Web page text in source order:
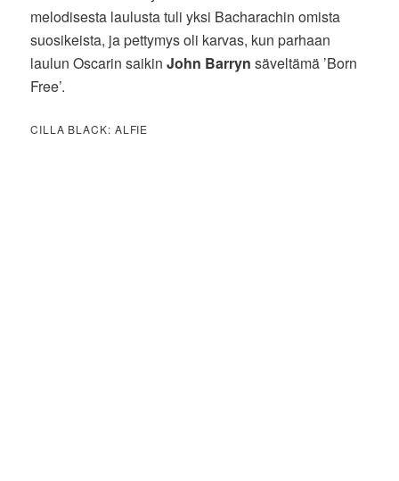
melodisesta laulusta tuli yksi Bacharachin omista
suosikeista, ja pettymys oli karvas, kun parhaan
laulun Oscarin saikinJohn Barryn säveltämä ’Born
Free’.
CILLA BLACK: ALFIE